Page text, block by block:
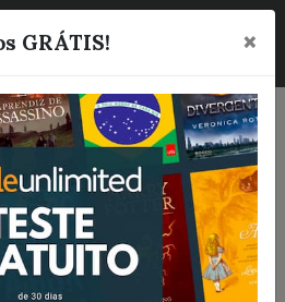
☰
GRÁTIS! ×